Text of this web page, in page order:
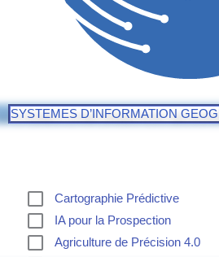
SYSTEMES D’INFORMATION
Cartographie Prédictive
IA pour la Prospection
Agriculture de Précision 4.0